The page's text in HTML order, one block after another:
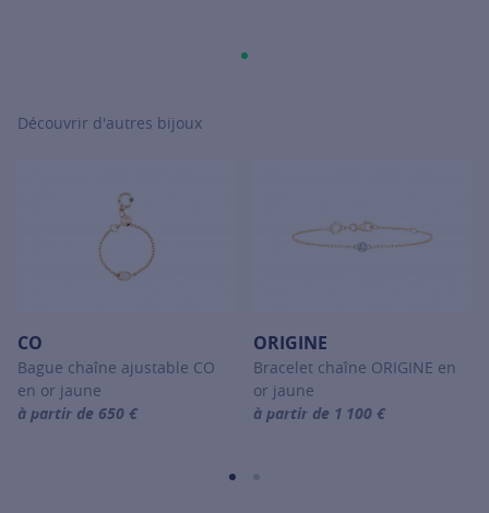
Découvrir d'autres bijoux
CO
Bague chaîne ajustable CO
en or jaune
à partir de 650 €
ORIGINE
Bracelet chaîne ORIGINE en
or jaune
à partir de 1 100 €